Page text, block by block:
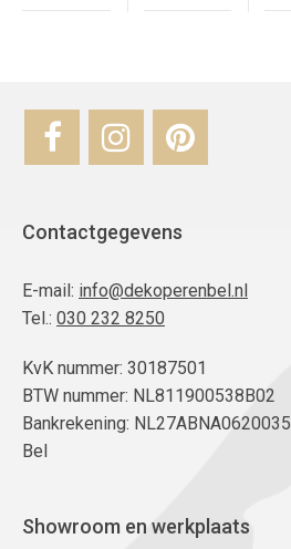
Contactgegevens
E-mail: info@dekoperenbel.nl
Tel.: 030 232 8250
KvK nummer: 30187501
BTW nummer: NL811900538B02
Bankrekening:
Bel
Showroom en werkplaats